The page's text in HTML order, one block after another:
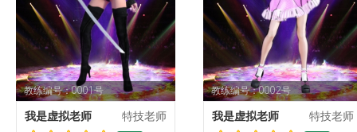
教练编号：0001号
我是虚拟老师 特技老师
教练编号：0002号
我是虚拟老师 特技老师